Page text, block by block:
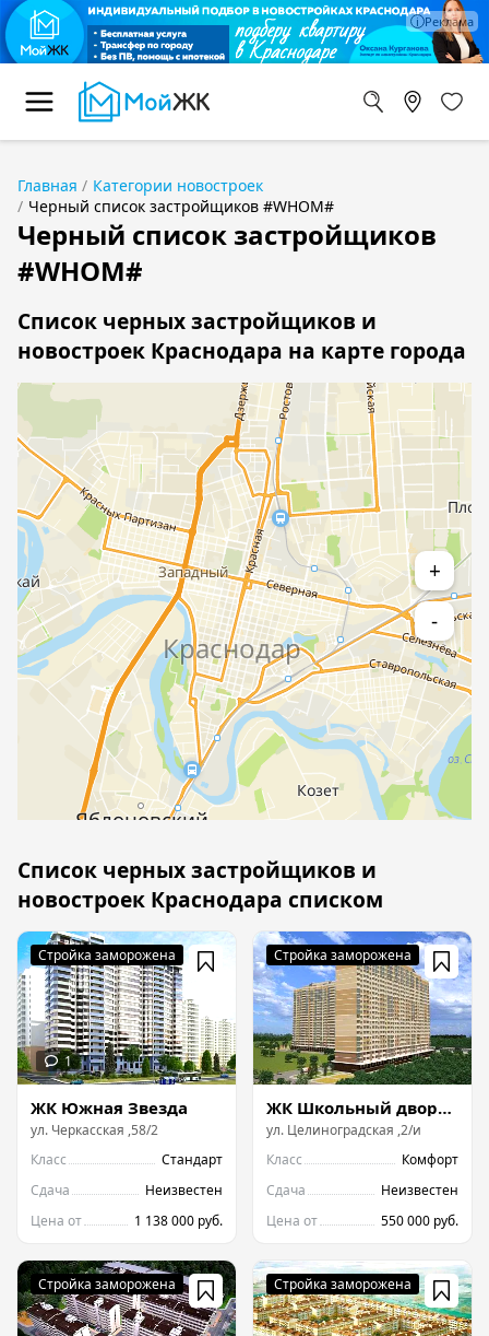
Главная
Категории новостроек
Черный список застройщиков #WHOM#
Черный список застройщиков
#WHOM#
Список черных застройщиков и
новостроек Краснодара на карте города
+
-
Список черных застройщиков и
новостроек Краснодара списком
ЖК Южная Звезда
ул. Черкасская ,58/2
Класс
Стандарт
Сдача
Неизвестен
Цена от
1 138 000 руб.
ЖК Школьный дворик
ул. Целиноградская ,2/и
Класс
Комфорт
Сдача
Неизвестен
Цена от
550 000 руб.